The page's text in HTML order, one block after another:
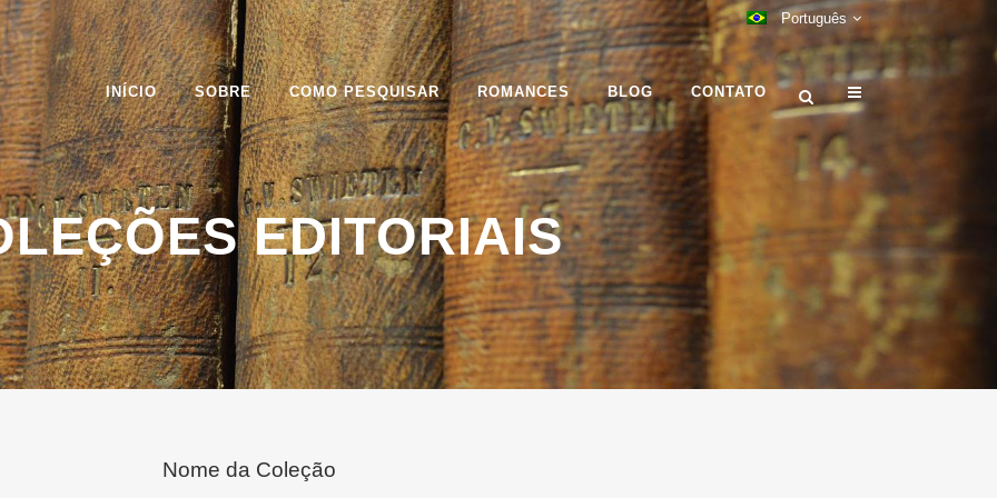
Português
INÍCIO SOBRE COMO PESQUISAR ROMANCES BLOG CONTATO
EDITORIAIS
Nome da Coleção